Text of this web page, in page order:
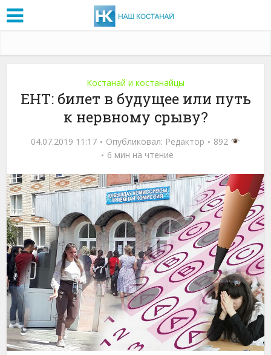
Костанай и костанайцы
ЕНТ: билет в будущее или путь
к нервному срыву?
04.07.2019 11:17 Опубликовал: Редактор
892
6 мин на чтение